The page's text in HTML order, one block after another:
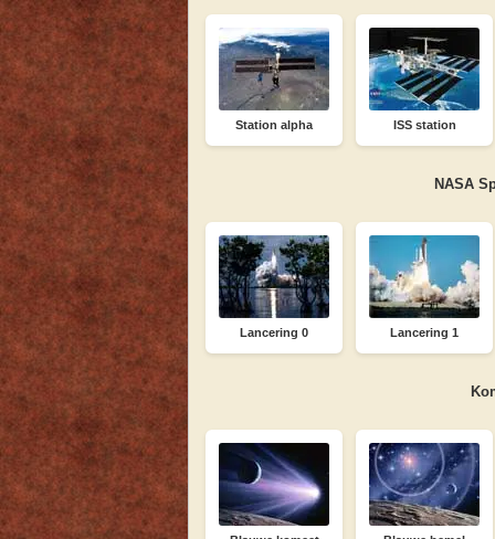
Station alpha ISS station
NASA
Lancering 0 Lancering 1